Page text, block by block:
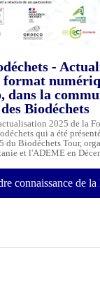
-
format
dans la
Biodéchets
2025 de la
qui a été
du Biodéchets Tour,
et l'ADEME en
connaissance de